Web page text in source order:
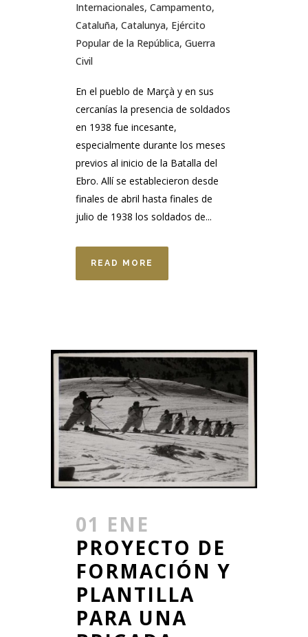
Internacionales, Campamento,
Cataluña, Catalunya, Ejército
Popular de la República, Guerra
Civil
En el pueblo de Marçà y en sus
cercanías la presencia de soldados
en 1938 fue incesante,
especialmente durante los meses
previos al inicio de la Batalla del
Ebro. Allí se establecieron desde
finales de abril hasta finales de
julio de 1938 los soldados de...
READ MORE
01 ENE
PROYECTO DE
FORMACIÓN Y
PLANTILLA
PARA UNA